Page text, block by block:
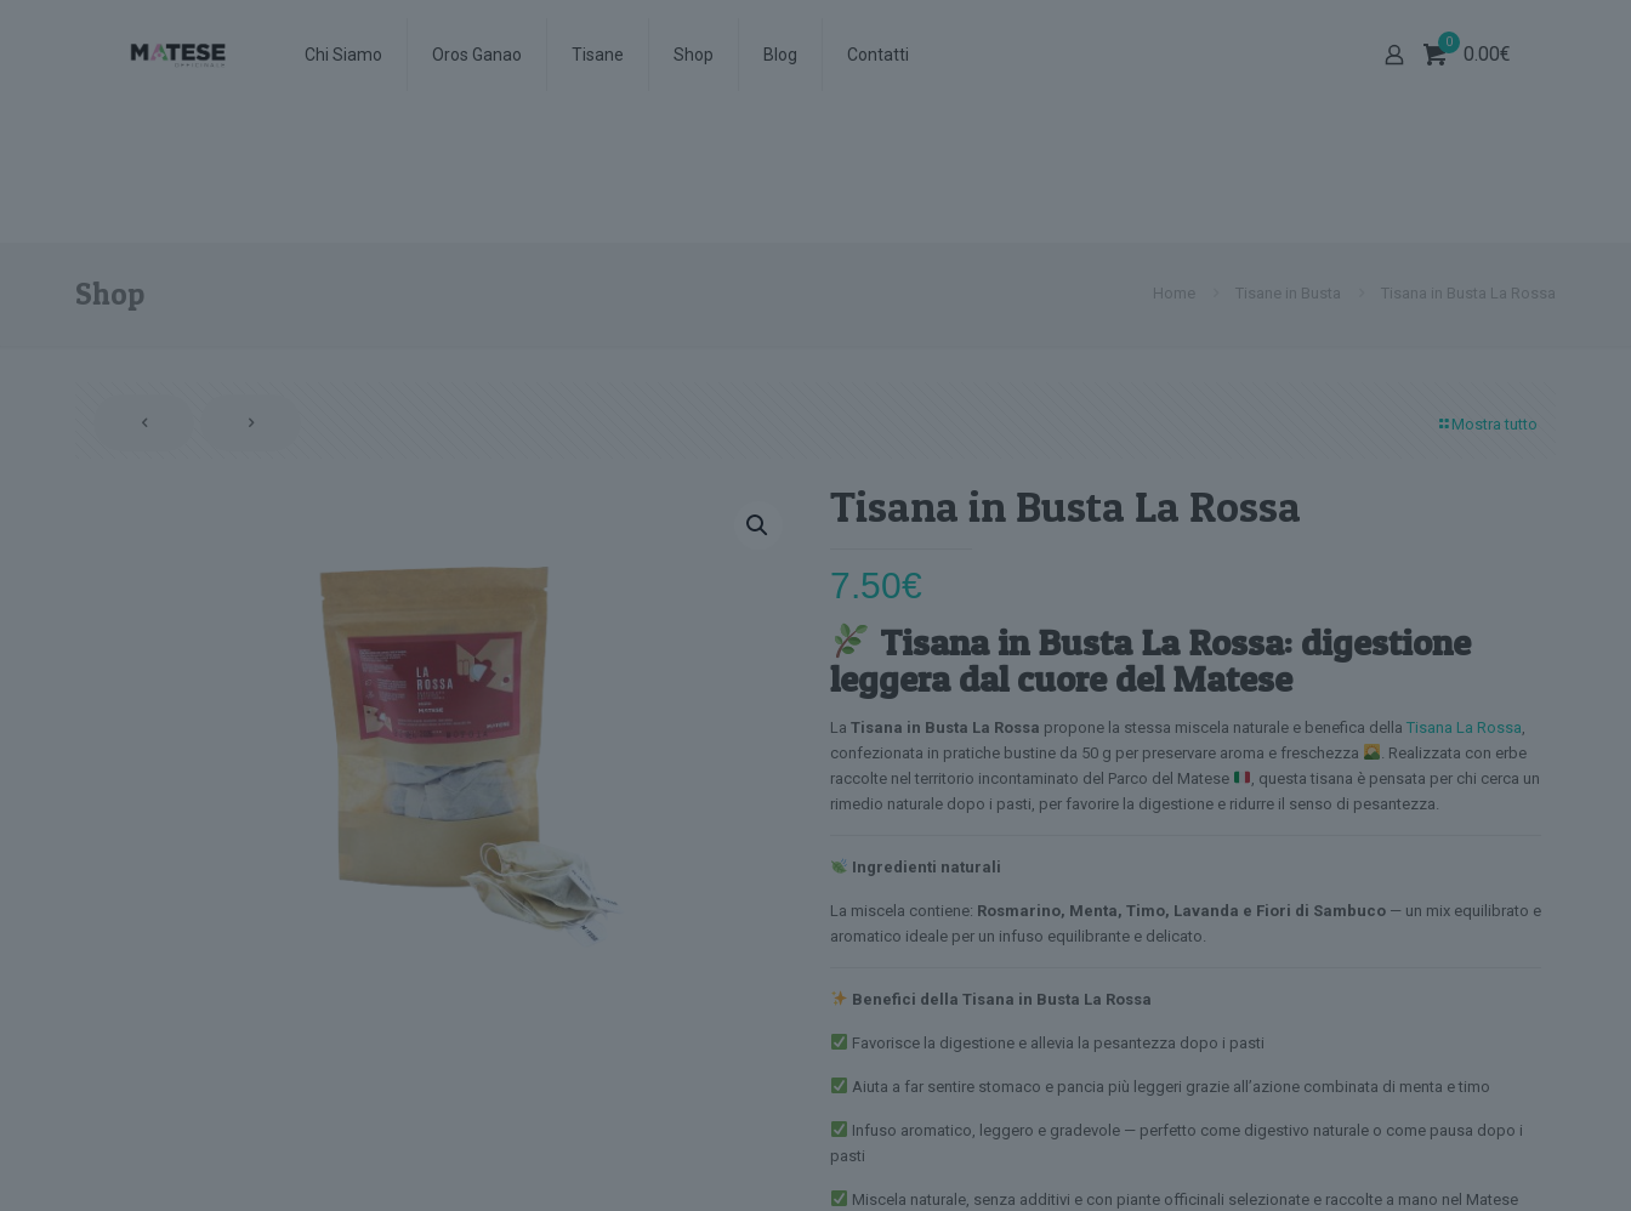
Chi Siamo Oros Ganao Tisane Shop Blog Contatti
0
0.00€
Shop Home Tisane in Busta Tisana in Busta La Rossa
Mostra tutto
Tisana in Busta La Rossa
7.50€
Tisana in Busta La Rossa: digestione
leggera dal cuore del Matese
La Tisana in Busta La Rossa propone la stessa miscela naturale e benefica della Tisana La Rossa,
confezionata in pratiche bustine da 50 g per preservare aroma e freschezza
. Realizzata con erbe
raccolte nel territorio incontaminato del Parco del Matese
, questa tisana è pensata per chi cerca un
rimedio naturale dopo i pasti, per favorire la digestione e ridurre il senso di pesantezza.
Ingredienti naturali
La miscela contiene: Rosmarino, Menta, Timo, Lavanda e Fiori di Sambuco — un mix equilibrato e
aromatico ideale per un infuso equilibrante e delicato.
Benefici della Tisana in Busta La Rossa
Favorisce la digestione e allevia la pesantezza dopo i pasti
Aiuta a far sentire stomaco e pancia più leggeri grazie all’azione combinata di menta e timo
Infuso aromatico, leggero e gradevole — perfetto come digestivo naturale o come pausa dopo i
pasti
Miscela naturale, senza additivi e con piante officinali selezionate e raccolte a mano nel Matese